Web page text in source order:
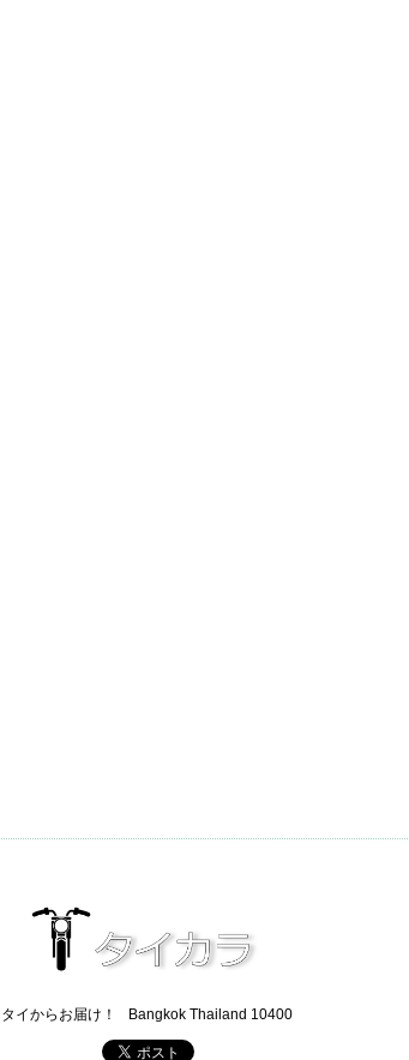
タイからお届け！ Bangkok Thailand 10400